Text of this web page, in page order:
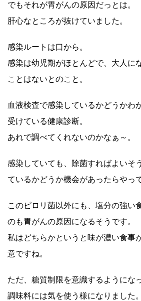
でもそれが胃がんの原因だっとは。
肝心なところが抜けていました。
感染ルートは口から。
感染は幼児期がほとんどで、大人に
ことはないとのこと。
血液検査で感染しているかどうかわ
受けている健康診断。
あれで調べてくれないのかなぁ～。
感染していても、除菌すればよいそ
ているかどうか機会があったらやっ
このピロリ菌以外にも、塩分の強い
のも胃がんの原因になるそうです。
私はどちらかというと味が濃い食事
意ですね。
ただ、糖質制限を意識するようにな
調味料には気を使う様になりました。